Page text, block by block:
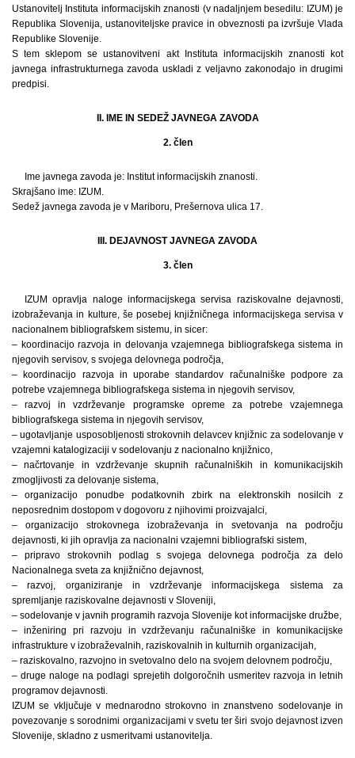
Ustanovitelj Instituta informacijskih znanosti (v nadaljnjem besedilu: IZUM) je
Republika Slovenija, ustanoviteljske pravice in obveznosti pa izvršuje Vlada
Republike Slovenije.
S tem sklepom se ustanovitveni akt Instituta informacijskih znanosti kot
javnega infrastrukturnega zavoda uskladi z veljavno zakonodajo in drugimi
predpisi.
II. IME IN SEDEŽ JAVNEGA ZAVODA
2. člen
Ime javnega zavoda je: Institut informacijskih znanosti.
Skrajšano ime: IZUM.
Sedež javnega zavoda je v Mariboru, Prešernova ulica 17.
III. DEJAVNOST JAVNEGA ZAVODA
3. člen
IZUM opravlja naloge informacijskega servisa raziskovalne dejavnosti,
izobraževanja in kulture, še posebej knjižničnega informacijskega servisa v
nacionalnem bibliografskem sistemu, in sicer:
– koordinacijo razvoja in delovanja vzajemnega bibliografskega sistema in
njegovih servisov, s svojega delovnega področja,
– koordinacijo razvoja in uporabe standardov računalniške podpore za
potrebe vzajemnega bibliografskega sistema in njegovih servisov,
– razvoj in vzdrževanje programske opreme za potrebe vzajemnega
bibliografskega sistema in njegovih servisov,
– ugotavljanje usposobljenosti strokovnih delavcev knjižnic za sodelovanje v
vzajemni katalogizaciji v sodelovanju z nacionalno knjižnico,
– načrtovanje in vzdrževanje skupnih računalniških in komunikacijskih
zmogljivosti za delovanje sistema,
– organizacijo ponudbe podatkovnih zbirk na elektronskih nosilcih z
neposrednim dostopom v dogovoru z njihovimi proizvajalci,
– organizacijo strokovnega izobraževanja in svetovanja na področju
dejavnosti, ki jih opravlja za nacionalni vzajemni bibliografski sistem,
– pripravo strokovnih podlag s svojega delovnega področja za delo
Nacionalnega sveta za knjižnično dejavnost,
– razvoj, organiziranje in vzdrževanje informacijskega sistema za
spremljanje raziskovalne dejavnosti v Sloveniji,
– sodelovanje v javnih programih razvoja Slovenije kot informacijske družbe,
– inženiring pri razvoju in vzdrževanju računalniške in komunikacijske
infrastrukture v izobraževalnih, raziskovalnih in kulturnih organizacijah,
– raziskovalno, razvojno in svetovalno delo na svojem delovnem področju,
– druge naloge na podlagi sprejetih dolgoročnih usmeritev razvoja in letnih
programov dejavnosti.
IZUM se vključuje v mednarodno strokovno in znanstveno sodelovanje in
povezovanje s sorodnimi organizacijami v svetu ter širi svojo dejavnost izven
Slovenije, skladno z usmeritvami ustanovitelja.